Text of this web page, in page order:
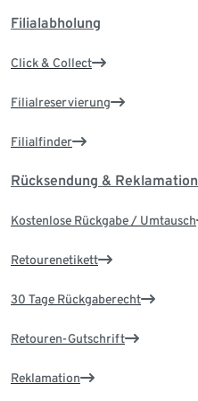
Filialabholung
Click & Collect
Filialreservierung
Filialfinder
Rücksendung & Reklamation
Kostenlose Rückgabe / Umtausch
Retourenetikett
30 Tage Rückgaberecht
Retouren-Gutschrift
Reklamation